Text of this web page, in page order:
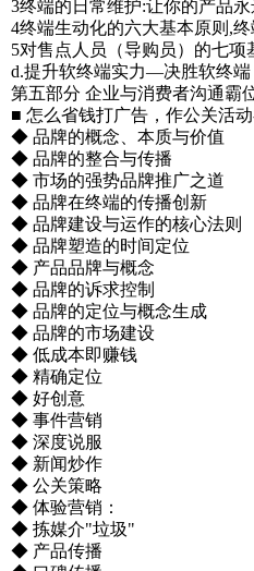
3终端的日常维护:让你的产品
4终端生动化的六大基本原则,
5对售点人员（导购员）的七项
d.提升软终端实力—决胜软终端
第五部分 企业与消费者沟通霸
■ 怎么省钱打广告，作公关活
◆ 品牌的概念、本质与价值
◆ 品牌的整合与传播
◆ 市场的强势品牌推广之道
◆ 品牌在终端的传播创新
◆ 品牌建设与运作的核心法则
◆ 品牌塑造的时间定位
◆ 产品品牌与概念
◆ 品牌的诉求控制
◆ 品牌的定位与概念生成
◆ 品牌的市场建设
◆ 低成本即赚钱
◆ 精确定位
◆ 好创意
◆ 事件营销
◆ 深度说服
◆ 新闻炒作
◆ 公关策略
◆ 体验营销：
◆ 拣媒介"垃圾"
◆ 产品传播